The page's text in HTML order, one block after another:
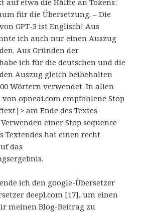
auf etwa die Hälfte an Tokens:
für die Übersetzung. – Die
GPT-3 ist Englisch! Aus
ich auch nur einen Auszug
Aus Gründen der
ich für die deutschen und die
Auszug gleich beibehalten
Wörtern verwendet. In allen
von opneai.com empfohlene Stop
am Ende des Textes
einer Stop sequence
Textendes hat einen recht
das
ich den google-Übersetzer
deepl.com [17], um einen
meinen Blog-Beitrag zu